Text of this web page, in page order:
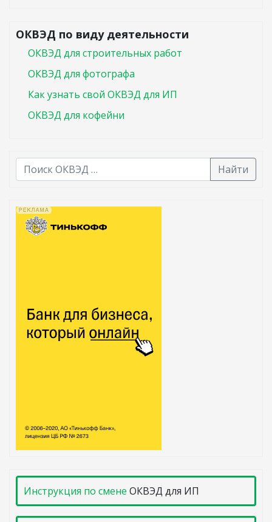
ОКВЭД по виду деятельности
ОКВЭД для строительных работ
ОКВЭД для фотографа
Как узнать свой ОКВЭД для ИП
ОКВЭД для кофейни
Найти
В списке найденных результатов используйте
Инструкция по смене ОКВЭД для ИП